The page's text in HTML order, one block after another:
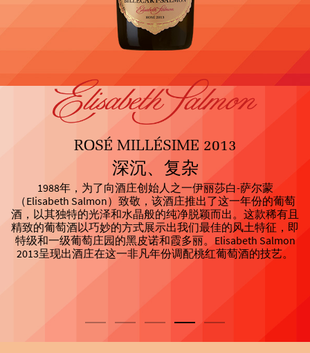
ROSÉ MILLÉSIME 2013
深沉、复杂
1988年，为了向酒庄创始人之一伊丽莎白-萨尔蒙
（Elisabeth Salmon）致敬，该酒庄推出了这一年份的葡萄
酒，以其独特的光泽和水晶般的纯净脱颖而出。这款稀有且
精致的葡萄酒以巧妙的方式展示出我们最佳的风土特征，即
特级和一级葡萄庄园的黑皮诺和霞多丽。Elisabeth Salmon
2013呈现出酒庄在这一非凡年份调配桃红葡萄酒的技艺。